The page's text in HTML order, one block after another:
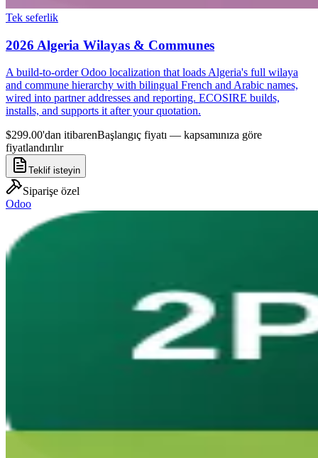
Tek seferlik
2026 Algeria Wilayas & Communes
A build-to-order Odoo localization that loads Algeria's full wilaya
and commune hierarchy with bilingual French and Arabic names,
wired into partner addresses and reporting. ECOSIRE builds,
installs, and supports it after your quotation.
$299.00'dan itibarenBaşlangıç fiyatı — kapsamınıza göre
fiyatlandırılır
Teklif isteyin
Siparişe özel
Odoo